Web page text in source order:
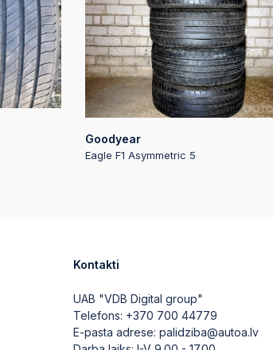
Goodyear
Eagle F1 Asymmetric 5
Kontakti
UAB "VDB Digital group"
Telefons: +370 700 44779
E-pasta adrese: palidziba@autoa.lv